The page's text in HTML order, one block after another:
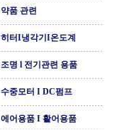
약품 관련
히터I냉각기I온도계
조명 l 전기관련 용품
수중모터 I DC펌프
에어용품 I 활어용품